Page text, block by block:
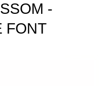
-
FONT